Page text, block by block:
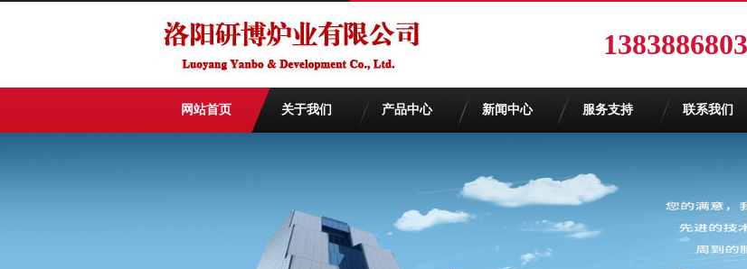
网站首页 关于我们 产品中心 新闻中心 服务支持 联系我们